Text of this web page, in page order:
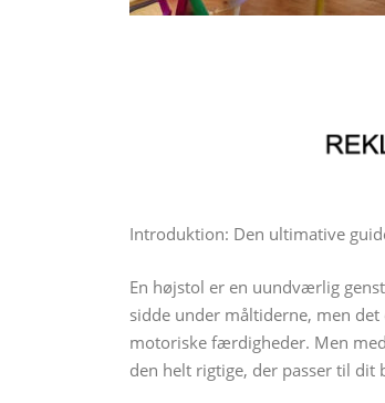
Introduktion: Den ultimative
En højstol er en uundværlig
sidde under måltiderne, men
motoriske færdigheder. Men
den helt rigtige, der passer til dit